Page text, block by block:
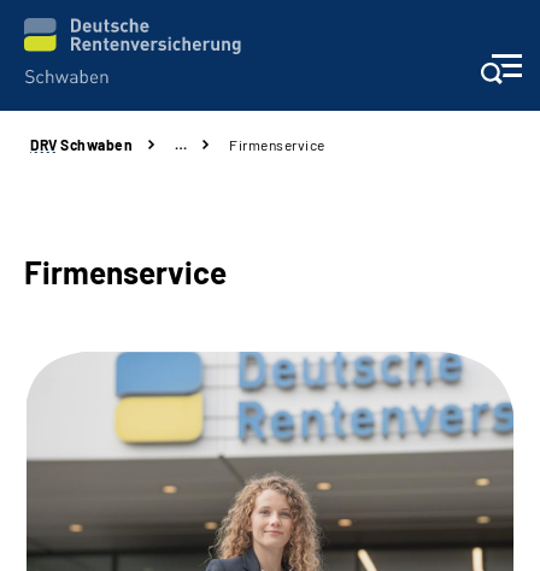
Services
Karriere
Inhalte in Gebärdensprache (DGS)
DRV Schwaben … Firmenservice
Firmenservice